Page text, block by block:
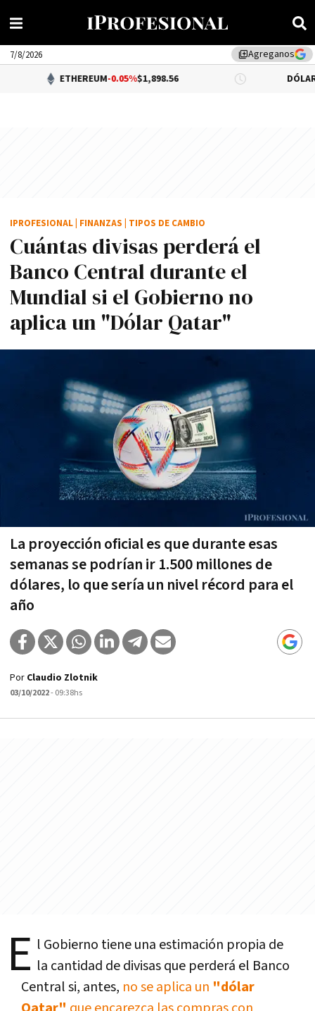
library_addAgreganos
7/8/2026
ETHEREUM-0.05%$1,898.56 DÓLAR BNA
Cuántas divisas perderá el
Banco Central durante el
Mundial si el Gobierno no
aplica un "Dólar Qatar"
La proyección oficial es que durante esas
semanas se podrían ir 1.500 millones de
dólares, lo que sería un nivel récord para el
año
IPROFESIONAL FINANZAS TIPOS DE CAMBIO
Por Claudio Zlotnik
03/10/2022- 09:38hs
E l Gobierno tiene una estimación propia de
la cantidad de divisas que perderá el Banco
Central si, antes, no se aplica un "dólar